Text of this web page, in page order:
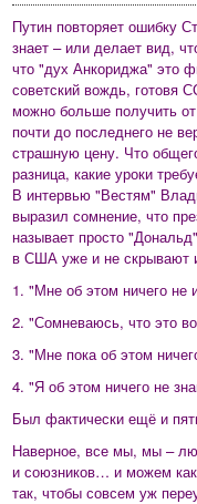
Путин повторяет ошибку
знает – или делает вид,
что "дух Анкориджа" это
советский вождь, готовя
можно больше получить
почти до последнего не
страшную цену. Что
разница, какие уроки
В интервью "Вестям"
выразил сомнение, что
называет просто
в США уже и не скрывают
1. "Мне об этом ничего не
2. "Сомневаюсь, что это
3. "Мне пока об этом
4. "Я об этом ничего не
Был фактически ещё и
Наверное, все мы, мы –
и союзников… и можем
так, чтобы совсем уж